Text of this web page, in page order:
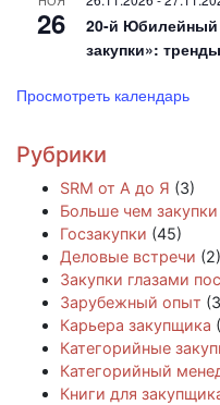
26
20-й Юбилейный
закупки»:
Просмотреть календарь
Рубрики
SRM от А до Я (3)
Больше чем закупки
Госзакупки (45)
Деловые встречи (2)
Закупки глазами
Зарубежный опыт
Карьера закупщика
Категорийные
Категорийный
Книги для